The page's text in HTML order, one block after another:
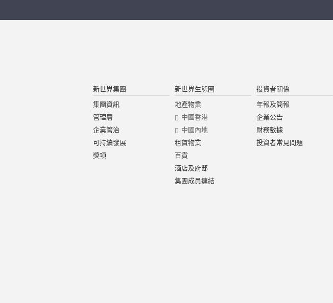
新世界集團
集團資訊
管理層
企業管治
可持續發展
獎項
新世界生態圈
地產物業
中國香港
中國內地
租賃物業
百貨
酒店及府邸
集團成員連結
投資者關係
年報及簡報
企業公告
財務數據
投資者常見問題